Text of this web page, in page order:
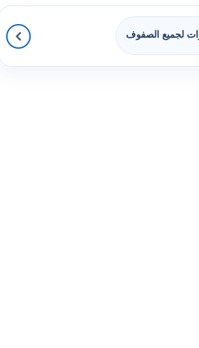
لجميع الصفوف